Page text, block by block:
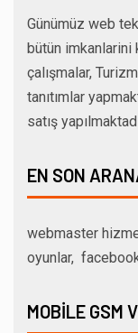
Günümüz web
bütün imkanlarini
çalışmalar,
tanıtımlar
satış
EN SON
webmaster
oyunlar,
MOBILE GSM